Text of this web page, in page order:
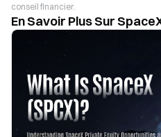
conseil financier.
En Savoir Plus Sur